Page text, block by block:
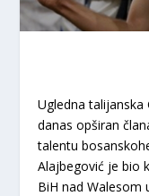
Ugledna
danas opširan
talentu
Alajbegović je bio
BiH nad Walesom